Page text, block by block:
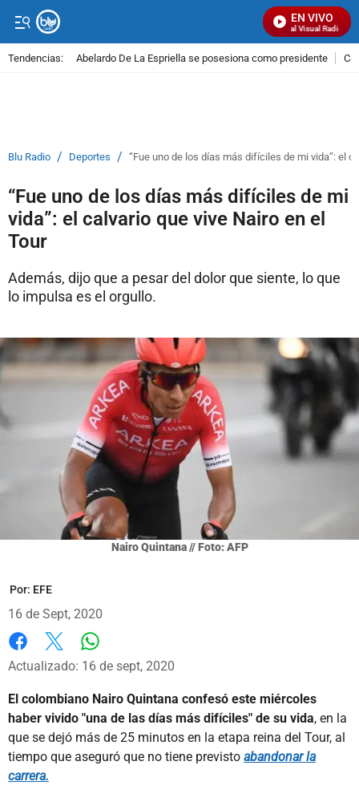
EN VIVO
Señal Visual Radio
Tendencias: Abelardo De La Espriella se posesiona como presidente
Blu Radio / Deportes / “Fue uno de los días más difíciles de mi vida”: el
“Fue uno de los días más difíciles de mi
vida”: el calvario que vive Nairo en el
Tour
Además, dijo que a pesar del dolor que siente, lo que
lo impulsa es el orgullo.
Nairo Quintana // Foto: AFP
Por: EFE
16 de Sept, 2020
Facebook
X
Actualizado: 16 de sept, 2020
El colombiano Nairo Quintana confesó este miércoles
haber vivido "una de las días más difíciles" de su vida, en la
que se dejó más de 25 minutos en la etapa reina del Tour, al
tiempo que aseguró que no tiene previsto abandonar la
carrera.